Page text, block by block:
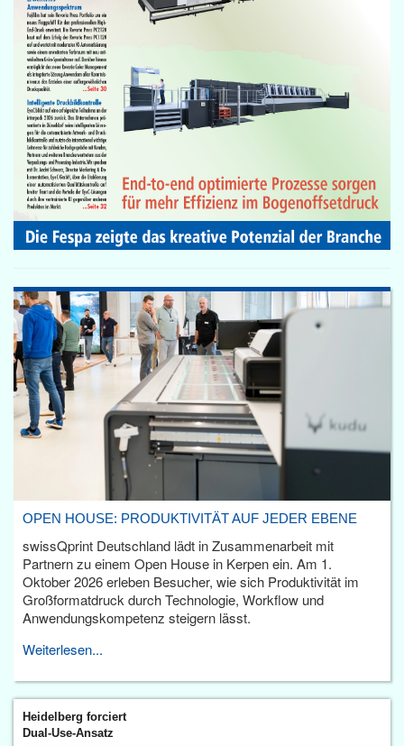
OPEN HOUSE: PRODUKTIVITÄT AUF JEDER EBENE
swissQprint Deutschland lädt in Zusammenarbeit mit
Partnern zu einem Open House in Kerpen ein. Am 1.
Oktober 2026 erleben Besucher, wie sich Produktivität im
Großformatdruck durch Technologie, Workflow und
Anwendungskompetenz steigern lässt.
Weiterlesen...
Heidelberg forciert
Dual-Use-Ansatz